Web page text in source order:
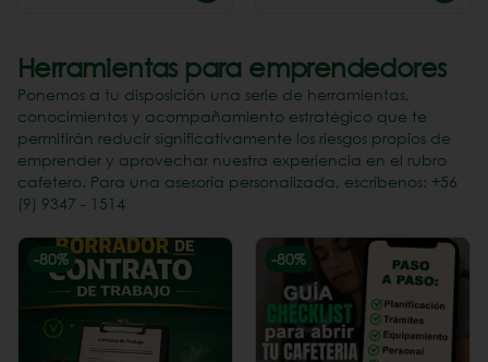
Herramientas para emprendedores
Ponemos a tu disposición una serie de herramientas,
conocimientos y acompañamiento estratégico que te
permitirán reducir significativamente los riesgos propios de
emprender y aprovechar nuestra experiencia en el rubro
cafetero. Para una asesoría personalizada, escríbenos: +56
(9) 9347 - 1514
-80% -80%